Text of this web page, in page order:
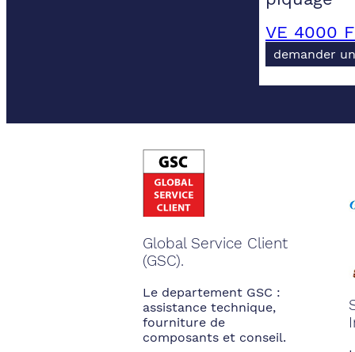
VE 4000
demander
Global Service Client
(GSC).
Le departement GSC :
assistance technique,
fourniture de
composants et conseil.